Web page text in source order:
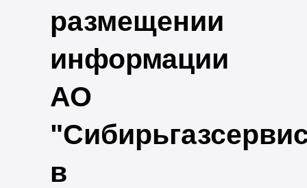
размещении
информации
АО
в